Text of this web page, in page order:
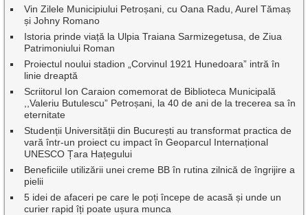
Vin Zilele Municipiului Petroșani, cu Oana Radu, Aurel Tămaș
și Johny Romano
Istoria prinde viață la Ulpia Traiana Sarmizegetusa, de Ziua
Patrimoniului Roman
Proiectul noului stadion „Corvinul 1921 Hunedoara” intră în
linie dreaptă
Scriitorul Ion Caraion comemorat de Biblioteca Municipală
,,Valeriu Butulescu” Petroșani, la 40 de ani de la trecerea sa în
eternitate
Studenții Universității din București au transformat practica de
vară într-un proiect cu impact în Geoparcul Internațional
UNESCO Țara Hațegului
Beneficiile utilizării unei creme BB în rutina zilnică de îngrijire a
pielii
5 idei de afaceri pe care le poți începe de acasă și unde un
curier rapid îți poate ușura munca